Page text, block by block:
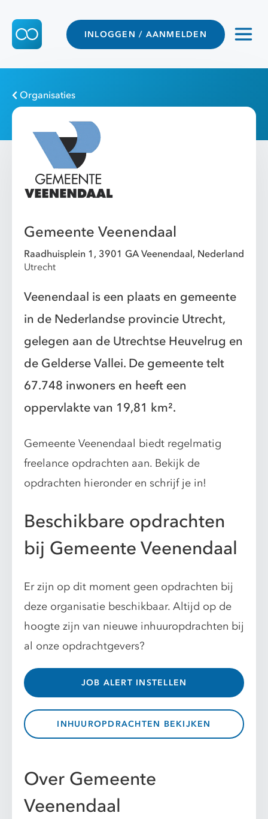
INLOGGEN / AANMELDEN
Organisaties
Gemeente Veenendaal
Raadhuisplein 1, 3901 GA Veenendaal, Nederland
Utrecht
Veenendaal is een plaats en gemeente
in de Nederlandse provincie Utrecht,
gelegen aan de Utrechtse Heuvelrug en
de Gelderse Vallei. De gemeente telt
67.748 inwoners en heeft een
oppervlakte van 19,81 km².
Gemeente Veenendaal biedt regelmatig
freelance opdrachten aan. Bekijk de
opdrachten hieronder en schrijf je in!
Beschikbare opdrachten
bij Gemeente Veenendaal
Er zijn op dit moment geen opdrachten bij
deze organisatie beschikbaar. Altijd op de
hoogte zijn van nieuwe inhuuropdrachten bij
al onze opdrachtgevers?
JOB ALERT INSTELLEN
INHUUROPDRACHTEN BEKIJKEN
Over Gemeente
Veenendaal